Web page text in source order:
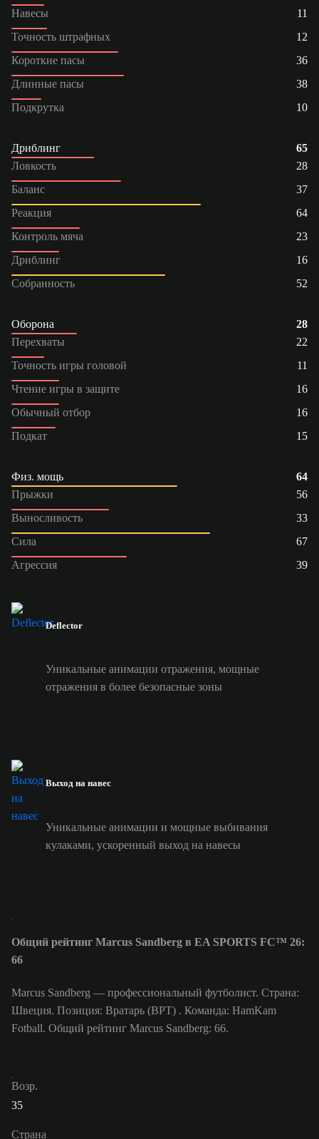
Навесы
11
Точность штрафных
12
Короткие пасы
36
Длинные пасы
38
Подкрутка
10
Дриблинг
65
Ловкость
28
Баланс
37
Реакция
64
Контроль мяча
23
Дриблинг
16
Собранность
52
Оборона
28
Перехваты
22
Точность игры головой
11
Чтение игры в защите
16
Обычный отбор
16
Подкат
15
Физ. мощь
64
Прыжки
56
Выносливость
33
Сила
67
Агрессия
39
Deflector
Уникальные анимации отражения, мощные
отражения в более безопасные зоны
Выход на навес
Уникальные анимации и мощные выбивания
кулаками, ускоренный выход на навесы
Общий рейтинг Marcus Sandberg в EA SPORTS FC™ 26:
66
Marcus Sandberg — профессиональный футболист. Страна:
Швеция. Позиция: Вратарь (ВРТ) . Команда: HamKam
Fotball. Общий рейтинг Marcus Sandberg: 66.
Возр.
35
Страна